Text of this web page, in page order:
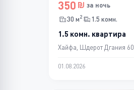
350
за ночь
30 м2 1.5 комн.
1.5 комн. квартира
Хайфа, Шдерот Дгания 60
01.08.2026